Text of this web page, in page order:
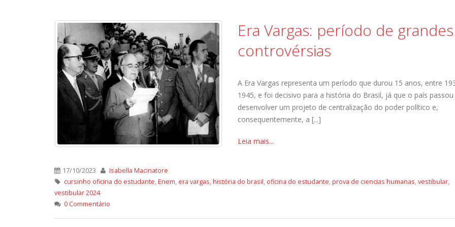
Era Vargas: período de grandes
controvérsias
A Era Vargas representa um período que durou 15 anos, entre
1945, e foi decisivo para a história do Brasil, já que o país passou
desenvolver um projeto de centralização do poder político e,
consequentemente, a [...]
Leia mais...
17/10/2023
Isabella Macinatore
cursinho oficina do estudante,Enem, era vargas,história do brasil, oficina do estudante,prova de ciencias humanas,vestibular,
vestibular 2024
0 Commentário